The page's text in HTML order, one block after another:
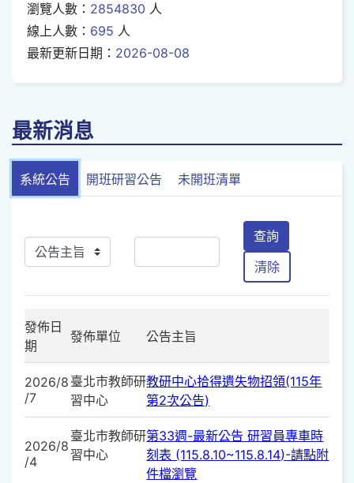
瀏覽人數： 2854830 人
線上人數： 695 人
最新更新日期： 2026-08-08
最新消息
系統公告 開班研習公告 未開班清單
查詢
清除
發佈日
期
發佈單位 公告主旨
2026/8
/7
臺北市教師研
習中心
教研中心拾得遺失物招領(115年
第2次公告)
2026/8
/4
臺北市教師研
習中心
第33週-最新公告 研習員專車時
刻表 (115.8.10~115.8.14)-請點附
件檔瀏覽